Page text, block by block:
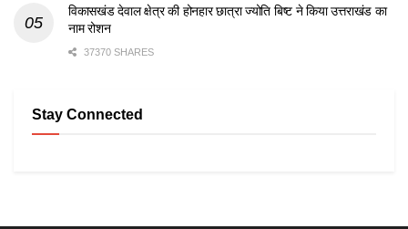
विकासखंड देवाल क्षेत्र की होनहार छात्रा ज्योति बिष्ट ने किया उत्तराखंड का
नाम रोशन
37370 SHARES
Stay Connected